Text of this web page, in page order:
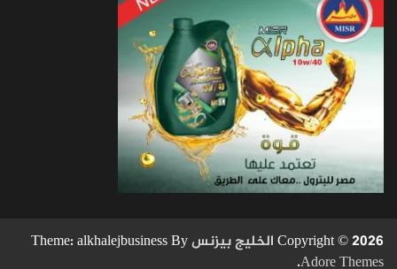
Copyright © 2026 الخليج بيزنسTheme: alkhalejbusiness By
Adore Themes
.